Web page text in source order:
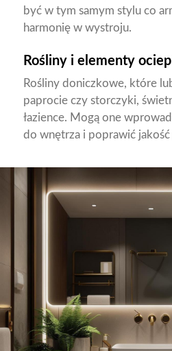
być w tym samym stylu co
harmonię w wystroju.
Rośliny i elementy
Rośliny doniczkowe, które
paprocie czy storczyki,
łazience. Mogą one
do wnętrza i poprawić